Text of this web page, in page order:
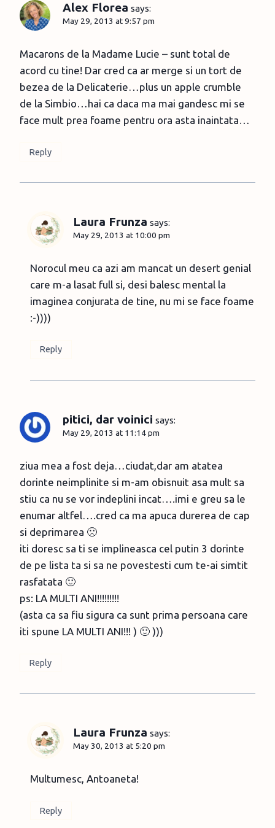
Alex Florea says:
May 29, 2013 at 9:57 pm
Macarons de la Madame Lucie – sunt total de
acord cu tine! Dar cred ca ar merge si un tort de
bezea de la Delicaterie…plus un apple crumble
de la Simbio…hai ca daca ma mai gandesc mi se
face mult prea foame pentru ora asta inaintata…
Reply
Laura Frunza says:
May 29, 2013 at 10:00 pm
Norocul meu ca azi am mancat un desert genial
care m-a lasat full si, desi balesc mental la
imaginea conjurata de tine, nu mi se face foame
:-))))
Reply
pitici, dar voinici says:
May 29, 2013 at 11:14 pm
ziua mea a fost deja…ciudat,dar am atatea
dorinte neimplinite si m-am obisnuit asa mult sa
stiu ca nu se vor indeplini incat….imi e greu sa le
enumar altfel….cred ca ma apuca durerea de cap
si deprimarea 🙁
iti doresc sa ti se implineasca cel putin 3 dorinte
de pe lista ta si sa ne povestesti cum te-ai simtit
rasfatata 🙂
ps: LA MULTI ANI!!!!!!!!!
(asta ca sa fiu sigura ca sunt prima persoana care
iti spune LA MULTI ANI!!! ) 🙂 )))
Reply
Laura Frunza says:
May 30, 2013 at 5:20 pm
Multumesc, Antoaneta!
Reply